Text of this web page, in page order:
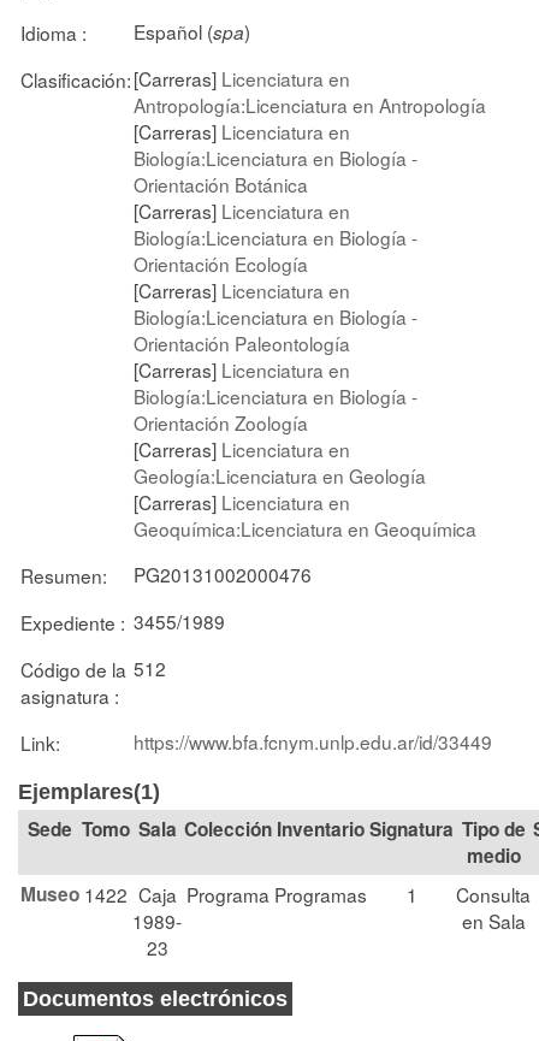
Idioma : Español (spa)
Clasificación:[Carreras] Licenciatura en
Antropología:Licenciatura en Antropología
[Carreras] Licenciatura en
Biología:Licenciatura en Biología -
Orientación Botánica
[Carreras] Licenciatura en
Biología:Licenciatura en Biología -
Orientación Ecología
[Carreras] Licenciatura en
Biología:Licenciatura en Biología -
Orientación Paleontología
[Carreras] Licenciatura en
Biología:Licenciatura en Biología -
Orientación Zoología
[Carreras] Licenciatura en
Geología:Licenciatura en Geología
[Carreras] Licenciatura en
Geoquímica:Licenciatura en Geoquímica
Resumen:
PG20131002000476
Expediente : 3455/1989
Código de la
asignatura :
512
Link: https://www.bfa.fcnym.unlp.edu.ar/id/33449
Ejemplares(1)
Tomo Sala Colección Signatura Tipo de
medio
Museo 1422 Caja
1989-
23
Programa Programas 1
Consulta
en Sala
Documentos electrónicos